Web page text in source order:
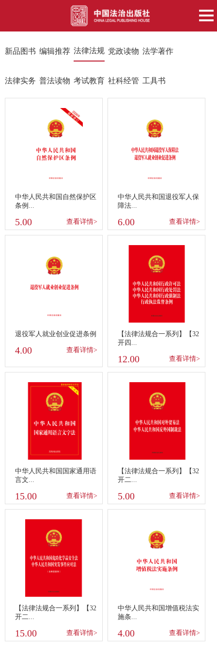
新品图书 编辑推荐 法律法规 党政读物 法学著作
法律实务 普法读物 考试教育 社科经管 工具书
中华人民共和国自然保护区
条例...
5.00 查看详情>
中华人民共和国退役军人保
障法...
6.00 查看详情>
退役军人就业创业促进条例
4.00 查看详情>
【法律法规合一系列】【32
开四...
12.00 查看详情>
中华人民共和国国家通用语
言文...
15.00 查看详情>
【法律法规合一系列】【32
开二...
5.00 查看详情>
【法律法规合一系列】【32
开二...
15.00 查看详情>
中华人民共和国增值税法实
施条...
4.00 查看详情>